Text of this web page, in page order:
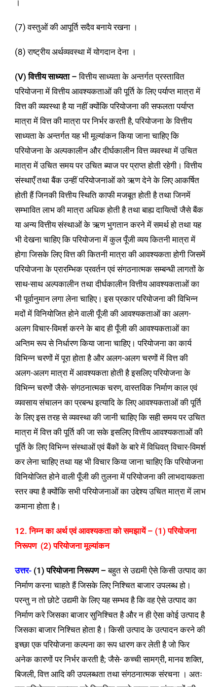
।
(7) वस्तुओं की आपूर्ति सदैव बनाये रखना ।
(8) राष्ट्रीय अर्थव्यवस्था में योगदान देना ।
(V) वित्तीय साध्यता – वित्तीय साध्यता के अन्तर्गत प्रस्तावित
परियोजना में वित्तीय आवश्यकताओं की पूर्ति के लिए पर्याप्त मात्रा में
वित्त की व्यवस्था है या नहीं क्योंकि परियोजना की सफलता पर्याप्त
मात्रा में वित्त की मात्रा पर निर्भर करती है, परियोजना के वित्तीय
साध्यता के अन्तर्गत यह भी मूल्यांकन किया जाना चाहिए कि
परियोजना के अल्पकालीन और दीर्घकालीन वित्त व्यवस्था में उचित
मात्रा में उचित समय पर उचित ब्याज पर प्राप्त होती रहेगी। वित्तीय
संस्थाएँ तथा बैंक उन्हीं परियोजनाओं को ऋण देने के लिए आकर्षित
होती हैं जिनकी वित्तीय स्थिति काफी मजबूत होती है तथा जिनमें
सम्भावित लाभ की मात्रा अधिक होती है तथा बाह्य दायित्वों जैसे बैंक
या अन्य वित्तीय संस्थाओं के ऋण भुगतान करने में समर्थ हो तथा यह
भी देखना चाहिए कि परियोजना में कुल पूँजी व्यय कितनी मात्रा में
होगा जिसके लिए वित्त की कितनी मात्रा की आवश्यकता होगी जिसमें
परियोजना के प्रारम्भिक प्रवर्तन एवं संगठनात्मक सम्बन्धी लागतों के
साथ-साथ अल्पकालीन तथा दीर्घकालीन वित्तीय आवश्यकताओं का
भी पूर्वानुमान लगा लेना चाहिए। इस प्रकार परियोजना की विभिन्न
मदों में विनियोजित होने वाली पूँजी की आवश्यकताओं का अलग-
अलग विचार-विमर्श करने के बाद ही पूँजी की आवश्यकताओं का
अन्तिम रूप से निर्धारण किया जाना चाहिए। परियोजना का कार्य
विभिन्न चरणों में पूरा होता है और अलग-अलग चरणों में वित्त की
अलग-अलग मात्रा में आवश्यकता होती है इसलिए परियोजना के
विभिन्न चरणों जैसे- संगठनात्मक चरण, वास्तविक निर्माण काल एवं
व्यवसाय संचालन का प्रबन्ध इत्यादि के लिए आवश्यकताओं की पूर्ति
के लिए इस तरह से व्यवस्था की जानी चाहिए कि सही समय पर उचित
मात्रा में वित्त की पूर्ति की जा सके इसलिए वित्तीय आवश्यकताओं की
पूर्ति के लिए विभिन्न संस्थाओं एवं बैंकों के बारे में विधिवत् विचार-विमर्श
कर लेना चाहिए तथा यह भी विचार किया जाना चाहिए कि परियोजना
विनियोजित होने वाली पूँजी की तुलना में परियोजना की लाभदायकता
स्तर क्या है क्योंकि सभी परियोजनाओं का उद्देश्य उचित मात्रा में लाभ
कमाना होता है।
12. निम्न का अर्थ एवं आवश्यकता को समझायें – (1) परियोजना
निरूपण (2) परियोजना मूल्यांकन
उत्तर- (1) परियोजना निरूपण – बहुत से उद्यमी ऐसे किसी उत्पाद का
निर्माण करना चाहते हैं जिसके लिए निश्चित बाजार उपलब्ध हो।
परन्तु न तो छोटे उद्यमी के लिए यह सम्भव है कि वह ऐसे उत्पाद का
निर्माण करे जिसका बाजार सुनिश्चित है और न ही ऐसा कोई उत्पाद है
जिसका बाजार निश्चित होता है। किसी उत्पाद के उत्पादन करने की
इच्छा एक परियोजना कल्पना का रूप धारण कर लेती है जो फिर
अनेक कारणों पर निर्भर करती है; जैसे- कच्ची सामग्री, मानव शक्ति,
बिजली, वित्त आदि की उपलब्धता तथा संगठनात्मक संरचना । अतः